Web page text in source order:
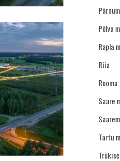
Põlva
Rapla
Riia
Rooma
Saare
Tartu